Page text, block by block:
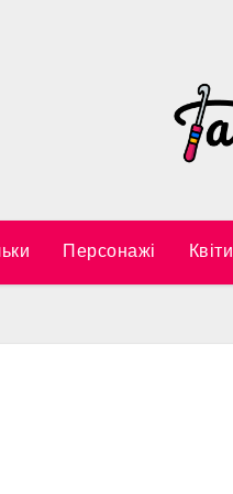
Персонажі Квіти